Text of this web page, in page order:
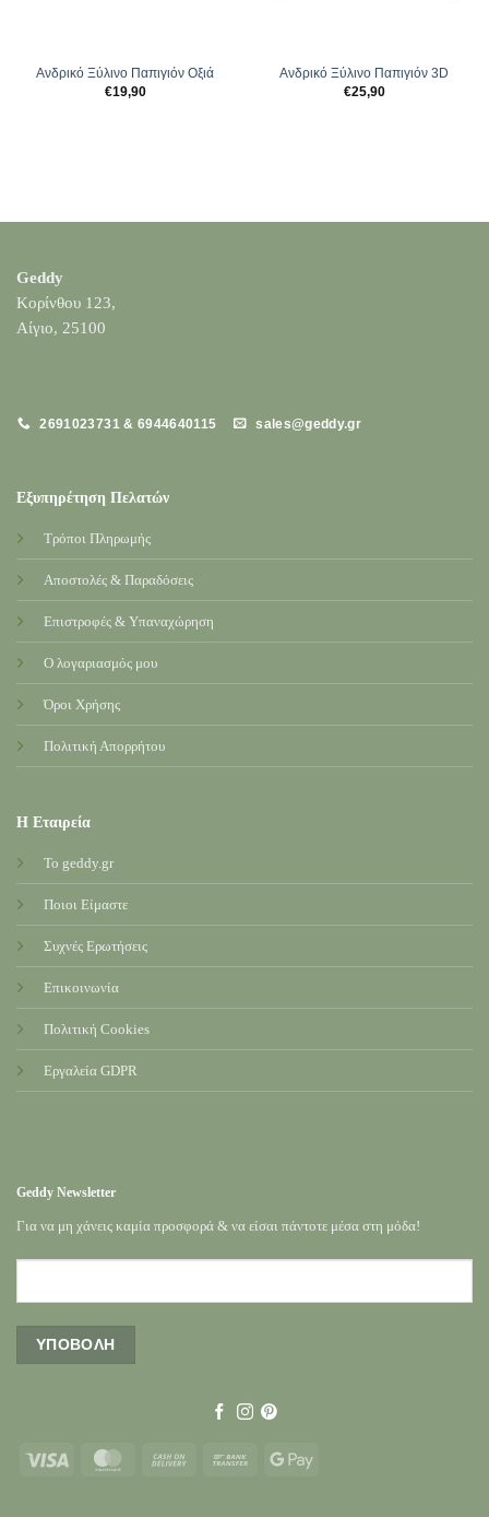
Ανδρικό Ξύλινο Παπιγιόν Oξιά
€19,90
Ανδρικό Ξύλινο Παπιγιόν 3D
€25,90
Geddy
Κορίνθου 123,
Αίγιο, 25100
2691023731 & 6944640115 sales@geddy.gr
Εξυπηρέτηση Πελατών
Τρόποι Πληρωμής
Αποστολές & Παραδόσεις
Επιστροφές & Υπαναχώρηση
Ο λογαριασμός μου
Όροι Χρήσης
Πολιτική Απορρήτου
Η Εταιρεία
Το geddy.gr
Ποιοι Είμαστε
Συχνές Ερωτήσεις
Επικοινωνία
Πολιτική Cookies
Εργαλεία GDPR
Geddy Newsletter
Για να μη χάνεις καμία προσφορά & να είσαι πάντοτε μέσα στη μόδα!
Visa MasterCardCash
Bank
Google